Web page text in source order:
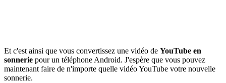
Et c'est ainsi que vous convertissez une vidéo de YouTube en
sonnerie pour un téléphone Android. J'espère que vous pouvez
maintenant faire de n'importe quelle vidéo YouTube votre nouvelle
sonnerie.